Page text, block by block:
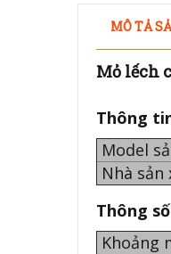
MÔ TẢ
Mỏ lếch
Thông
Model
Nhà sản
Thông